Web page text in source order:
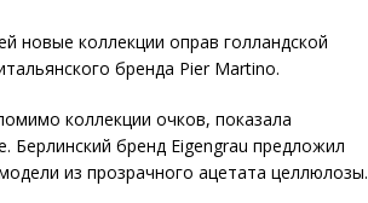
новые коллекции оправ голландской
бренда Pier Martino.
коллекции очков, показала
Берлинский бренд Eigengrau предложил
из прозрачного ацетата целлюлозы.